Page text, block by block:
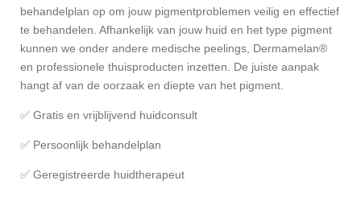
behandelplan op om jouw pigmentproblemen veilig en effectief
te behandelen. Afhankelijk van jouw huid en het type pigment
kunnen we onder andere medische peelings, Dermamelan®
en professionele thuisproducten inzetten. De juiste aanpak
hangt af van de oorzaak en diepte van het pigment.
✅ Gratis en vrijblijvend huidconsult
✅ Persoonlijk behandelplan
✅ Geregistreerde huidtherapeut